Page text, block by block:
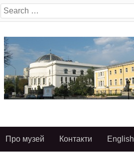
Search
for:
Про музей Контакти English